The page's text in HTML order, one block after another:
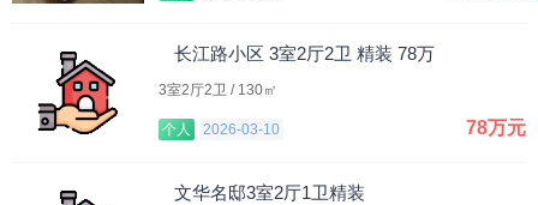
长江路小区 3室2厅2卫 精装 78万
3室2厅2卫 / 130㎡
个人 2026-03-10 78万元
文华名邸3室2厅1卫精装